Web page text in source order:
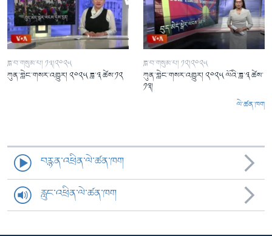
ཟླ་བ་གསུམ་པ། ༡༣།༢༠༢༥
ཀུན་གླེང་གསར་འགྱུར། ༢༠༢༥ ཟླ་༣ ཚེས་༡༢
ཟླ་བ་གསུམ་པ། ༡༢།༢༠༢༥
ཀུན་གླེང་གསར་འགྱུར། ༢༠༢༥ ལོའི་ཟླ་༣ ཚེས་
༡༣།
ལེ་ཚན་ཁག
བརྙན་འཕྲིན་ལེ་ཚན་ཁག
རླུང་འཕྲིན་ལེ་ཚན་ཁག